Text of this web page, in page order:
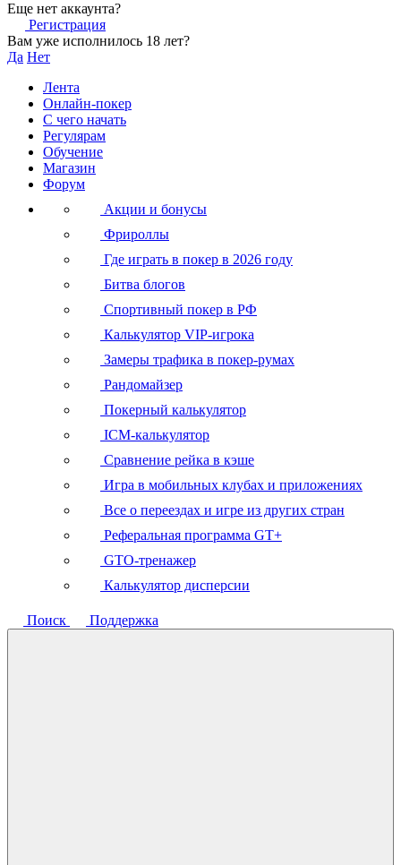
Еще нет аккаунта?
Регистрация
Вам уже исполнилось 18 лет?
Да Нет
Лента
Онлайн-покер
С чего начать
Регулярам
Обучение
Магазин
Форум
Акции и бонусы
Фрироллы
Где играть в покер в 2026 году
Битва блогов
Спортивный покер в РФ
Калькулятор VIP-игрока
Замеры трафика в покер-румах
Рандомайзер
Покерный калькулятор
ICM-калькулятор
Сравнение рейка в кэше
Игра в мобильных клубах и приложениях
Все о переездах и игре из других стран
Реферальная программа GT+
GTO-тренажер
Калькулятор дисперсии
Поиск Поддержка